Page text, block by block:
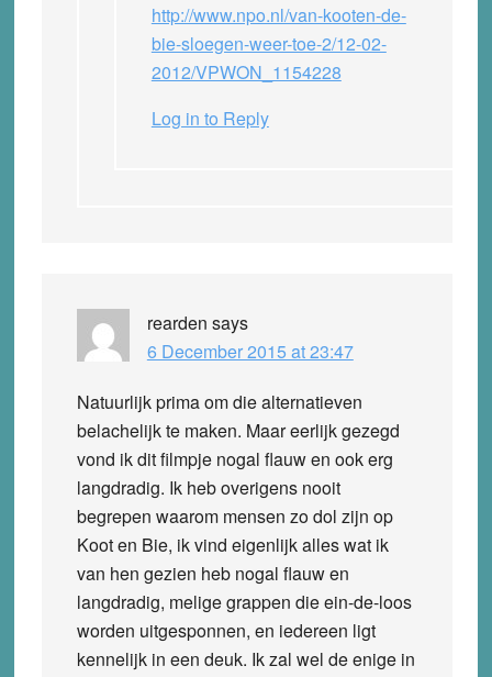
http://www.npo.nl/van-kooten-de-
bie-sloegen-weer-toe-2/12-02-
2012/VPWON_1154228
Log in to Reply
rearden says
6 December 2015 at 23:47
Natuurlijk prima om die alternatieven
belachelijk te maken. Maar eerlijk gezegd
vond ik dit filmpje nogal flauw en ook erg
langdradig. Ik heb overigens nooit
begrepen waarom mensen zo dol zijn op
Koot en Bie, ik vind eigenlijk alles wat ik
van hen gezien heb nogal flauw en
langdradig, melige grappen die ein-de-loos
worden uitgesponnen, en iedereen ligt
kennelijk in een deuk. Ik zal wel de enige in